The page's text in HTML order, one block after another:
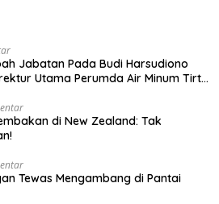
Jabatan Pada Budi Harsudiono
Utama Perumda Air Minum Tirta
di New Zealand: Tak
Tewas Mengambang di Pantai